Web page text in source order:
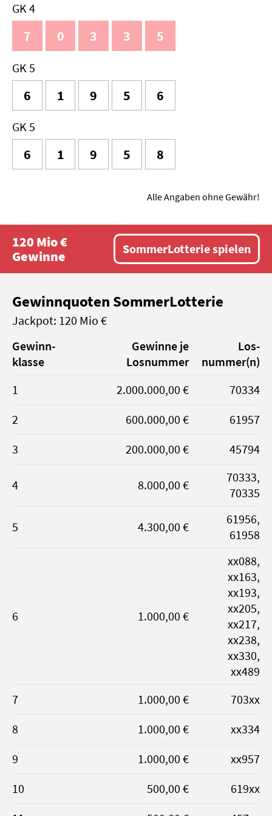
GK 4
7 0 3 3 5
GK 5
6 1 9 5 6
GK 5
6 1 9 5 8
Alle Angaben ohne Gewähr!
120 Mio €
Gewinne
SommerLotterie spielen
Gewinnquoten SommerLotterie
Jackpot: 120 Mio €
Gewinn­
klasse
Gewinne je
Losnummer
Los­
nummer(n)
1
2.000.000,00 €
70334
2
600.000,00 €
61957
3
200.000,00 € 45794
4 8.000,00 €
70333,
70335
5 4.300,00 €
61956,
61958
6 1.000,00 €
xx088,
xx163,
xx193,
xx205,
xx217,
xx238,
xx330,
xx489
7
1.000,00 €
703xx
8
1.000,00 €
xx334
9
1.000,00 €
xx957
10
500,00 €
619xx